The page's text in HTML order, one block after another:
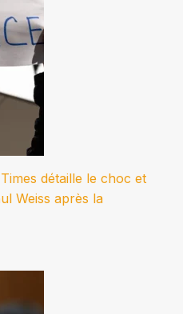
détaille le choc et
Weiss après la